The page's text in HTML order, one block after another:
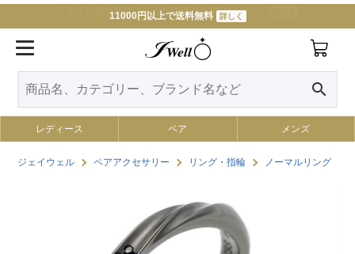
11000円以上で送料無料 詳しく
search
レディース ペア メンズ
ジェイウェル ペアアクセサリー リング・指輪 ノーマルリング